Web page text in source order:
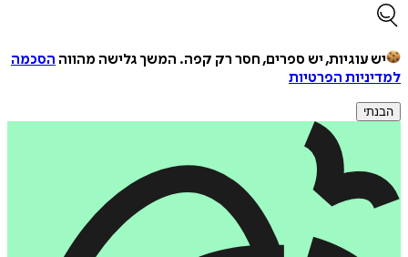
יש עוגיות, יש ספרים, חסר רק קפה. המשך גלישה מהווה הסכמה
למדיניות הפרטיות
הבנתי